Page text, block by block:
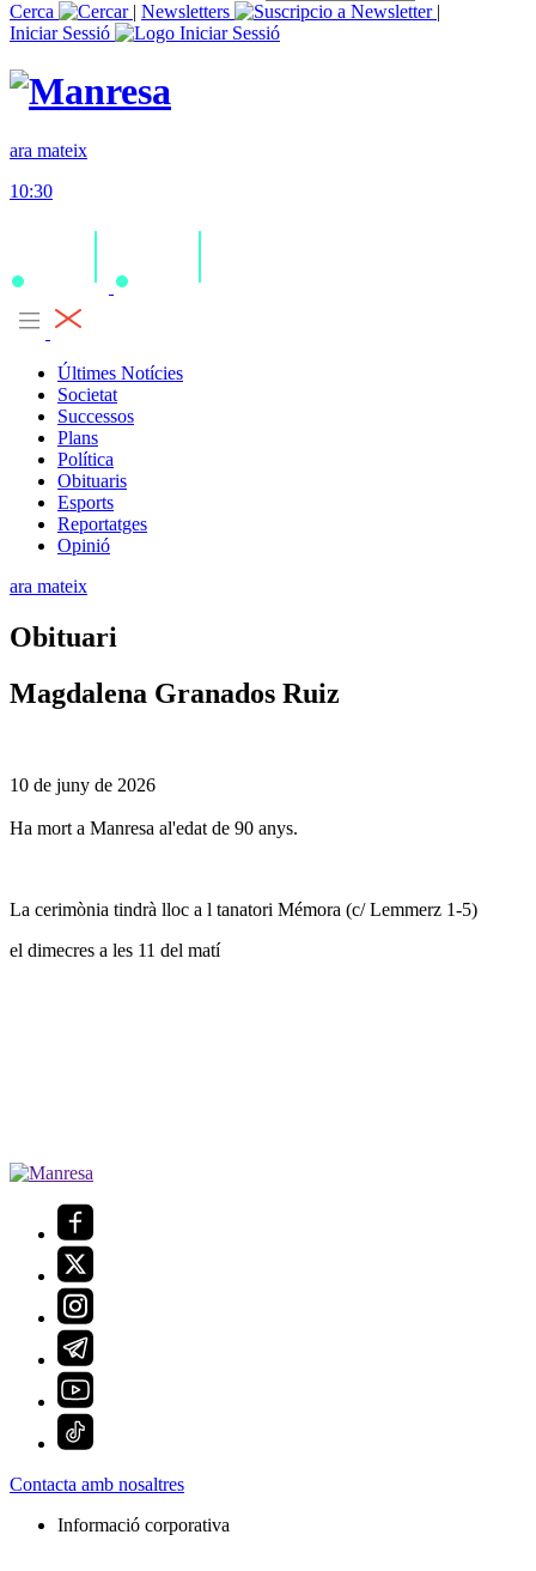
Cerca
| Newsletters
|
Iniciar Sessió
ara mateix
10:30
Últimes Notícies
Societat
Successos
Plans
Política
Obituaris
Esports
Reportatges
Opinió
ara mateix
Obituari
Magdalena Granados Ruiz
10 de juny de 2026
Ha mort a Manresa al'edat de 90 anys.
La cerimònia tindrà lloc a l tanatori Mémora (c/ Lemmerz 1-5)
el dimecres a les 11 del matí
Contacta amb nosaltres
Informació corporativa